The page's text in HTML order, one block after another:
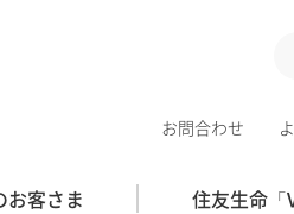
お問合わせ
お客さま 住友生命「